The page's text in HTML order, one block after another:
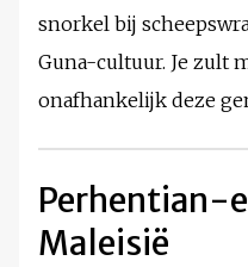
snorkel bij
Guna-cultuur. Je zult
onafhankelijk deze
Perhentian-
Maleisië